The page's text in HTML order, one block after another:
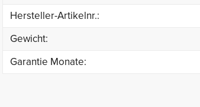
Hersteller-Artikelnr.:
Gewicht:
Garantie Monate: